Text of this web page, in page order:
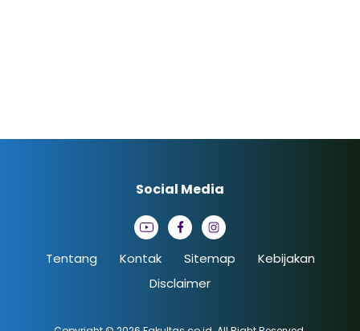
Tentang Kontak Sitemap
Kebijakan
Disclaimer
Social Media